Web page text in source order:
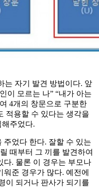
는 자기 발견 방법이다. 앞
이 모르는 나” “내가 아는
4개의 창문으로 구분한
적용할 수 있다는 생각을
주었다.
주었다 한다. 잘할 수 있는
때부터 그 끼를 발견하여
다. 물론 이 경우는 부모나
준 경우가 많다. 예전에
이 되거나 판사가 되기를